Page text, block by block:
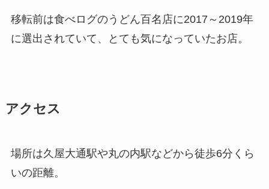
移転前は食べログのうどん百名店に2017～2019年
に選出されていて、とても気になっていたお店。
アクセス
場所は久屋大通駅や丸の内駅などから徒歩6分くら
いの距離。